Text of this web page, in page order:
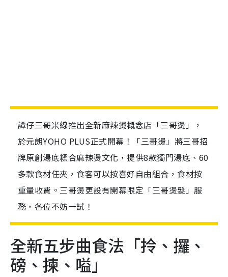
譚仔三哥米線推出全新麻辣燙概念店「三哥燙」，
於元朗YOHO PLUS正式開幕！「三哥燙」將三哥招
牌原創湯底糅合麻辣燙文化，提供8款獨門湯底、60
多款食材任夾，食客可以按喜好自由組合，食材按
重量收費。三哥燙更設有開幕限定「三哥燙髮」服
務，各位不妨一試！
全新五步曲食法「拎、攞、
磅、揀、嗌」